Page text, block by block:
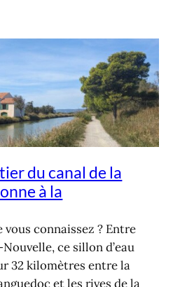
du canal de la
à la
vous connaissez ? Entre
ce sillon d’eau
32 kilomètres entre la
et les rives de la